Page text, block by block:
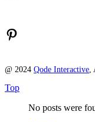
Pinterest
@ 2024 Qode Interactive,
Top
No posts were